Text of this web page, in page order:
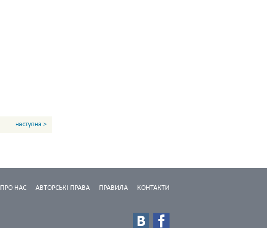
наступна >
КОНТАКТИ
ПРАВИЛА
АВТОРСЬКІ ПРАВА
ПРО НАС